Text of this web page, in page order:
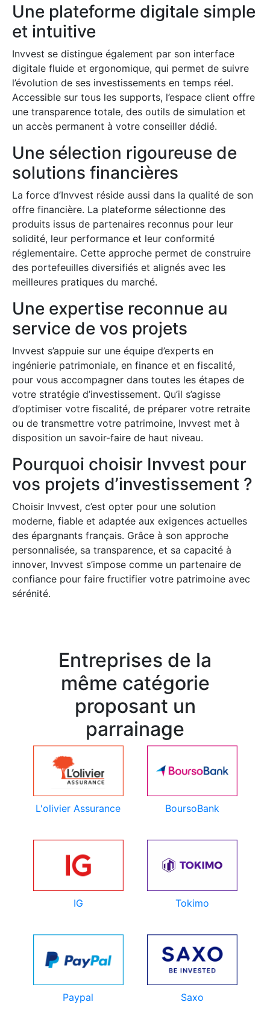
Une plateforme digitale simple
et intuitive
Invvest se distingue également par son interface
digitale fluide et ergonomique, qui permet de suivre
l’évolution de ses investissements en temps réel.
Accessible sur tous les supports, l’espace client offre
une transparence totale, des outils de simulation et
un accès permanent à votre conseiller dédié.
Une sélection rigoureuse de
solutions financières
La force d’Invvest réside aussi dans la qualité de son
offre financière. La plateforme sélectionne des
produits issus de partenaires reconnus pour leur
solidité, leur performance et leur conformité
réglementaire. Cette approche permet de construire
des portefeuilles diversifiés et alignés avec les
meilleures pratiques du marché.
Une expertise reconnue au
service de vos projets
Invvest s’appuie sur une équipe d’experts en
ingénierie patrimoniale, en finance et en fiscalité,
pour vous accompagner dans toutes les étapes de
votre stratégie d’investissement. Qu’il s’agisse
d’optimiser votre fiscalité, de préparer votre retraite
ou de transmettre votre patrimoine, Invvest met à
disposition un savoir-faire de haut niveau.
Pourquoi choisir Invvest pour
vos projets d’investissement ?
Choisir Invvest, c’est opter pour une solution
moderne, fiable et adaptée aux exigences actuelles
des épargnants français. Grâce à son approche
personnalisée, sa transparence, et sa capacité à
innover, Invvest s’impose comme un partenaire de
confiance pour faire fructifier votre patrimoine avec
sérénité.
Entreprises de la
même catégorie
proposant un
parrainage
L'olivier Assurance BoursoBank
IG Tokimo
Paypal Saxo